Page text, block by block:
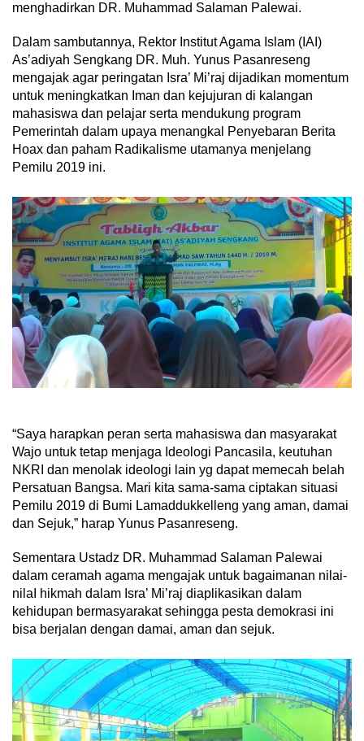
menghadirkan DR. Muhammad Salaman Palewai.
Dalam sambutannya, Rektor Institut Agama Islam (IAI)
As’adiyah Sengkang DR. Muh. Yunus Pasanreseng
mengajak agar peringatan Isra’ Mi’raj dijadikan momentum
untuk meningkatkan Iman dan kejujuran di kalangan
mahasiswa dan pelajar serta mendukung program
Pemerintah dalam upaya menangkal Penyebaran Berita
Hoax dan paham Radikalisme utamanya menjelang
Pemilu 2019 ini.
“Saya harapkan peran serta mahasiswa dan masyarakat
Wajo untuk tetap menjaga Ideologi Pancasila, keutuhan
NKRI dan menolak ideologi lain yg dapat memecah belah
Persatuan Bangsa. Mari kita sama-sama ciptakan situasi
Pemilu 2019 di Bumi Lamaddukkelleng yang aman, damai
dan Sejuk,” harap Yunus Pasanreseng.
Sementara Ustadz DR. Muhammad Salaman Palewai
dalam ceramah agama mengajak untuk bagaimanan nilai-
nilaI hikmah dalam Isra’ Mi’raj diaplikasikan dalam
kehidupan bermasyarakat sehingga pesta demokrasi ini
bisa berjalan dengan damai, aman dan sejuk.